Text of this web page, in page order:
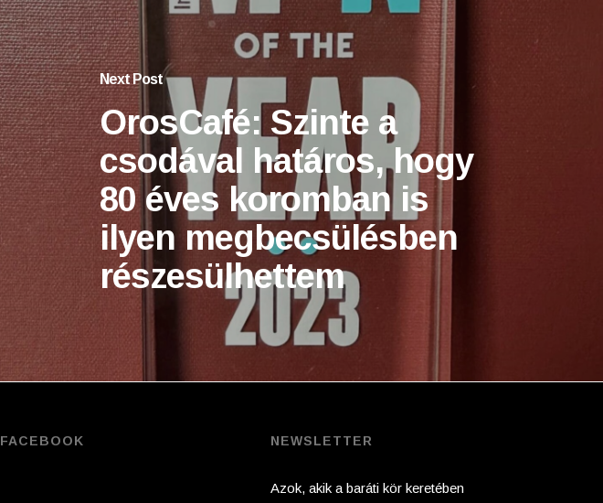
Next Post
OrosCafé: Szinte a
csodával határos, hogy
80 éves koromban is
ilyen megbecsülésben
részesülhettem
FACEBOOK NEWSLETTER
Azok, akik a baráti kör keretében